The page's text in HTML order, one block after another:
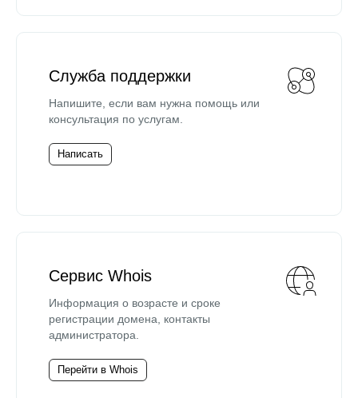
Служба поддержки
Напишите, если вам нужна помощь или
консультация по услугам.
Написать
Сервис Whois
Информация о возрасте и сроке
регистрации домена, контакты
администратора.
Перейти в Whois